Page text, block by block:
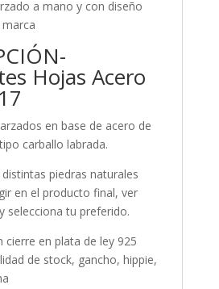
a mano y con diseño
Hojas Acero
en base de acero de
carballo labrada.
piedras naturales
en el producto final, ver
selecciona tu preferido.
cierre en plata de ley 925
de stock, gancho, hippie,